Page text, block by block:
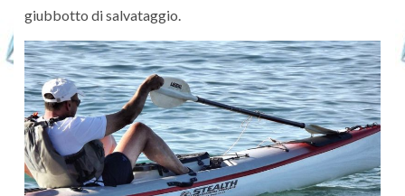
giubbotto di salvataggio.